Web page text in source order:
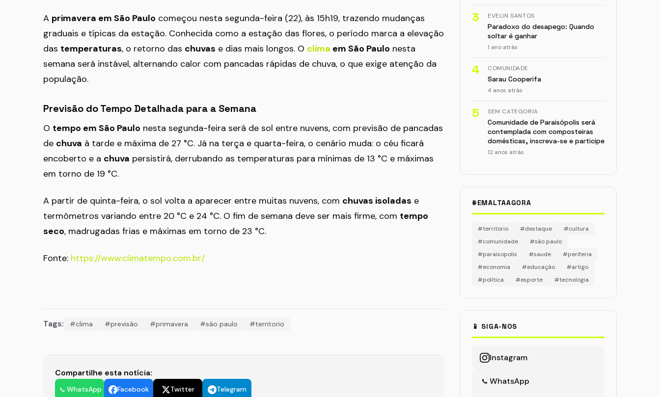
A primavera em São Paulo começou nesta segunda-feira (22), às 15h19, trazendo mudanças
graduais e típicas da estação. Conhecida como a estação das flores, o período marca a elevação
das temperaturas, o retorno das chuvas e dias mais longos. O clima em São Paulo nesta
semana será instável, alternando calor com pancadas rápidas de chuva, o que exige atenção da
população.
Previsão do Tempo Detalhada para a Semana
O tempo em São Paulo nesta segunda-feira será de sol entre nuvens, com previsão de pancadas
de chuva à tarde e máxima de 27 °C. Já na terça e quarta-feira, o cenário muda: o céu ficará
encoberto e a chuva persistirá, derrubando as temperaturas para mínimas de 13 °C e máximas
em torno de 19 °C.
A partir de quinta-feira, o sol volta a aparecer entre muitas nuvens, com chuvas isoladas e
termômetros variando entre 20 °C e 24 °C. O fim de semana deve ser mais firme, com tempo
seco, madrugadas frias e máximas em torno de 23 °C.
Fonte: https://www.climatempo.com.br/
Tags: #clima #previsão #primavera #são paulo #territorio
Compartilhe esta notícia:
WhatsApp Facebook Twitter Telegram
3 EVELIN SANTOS
Paradoxo do desapego: Quando
soltar é ganhar
1 ano atrás
4 COMUNIDADE
Sarau Cooperifa
4 anos atrás
5 SEM CATEGORIA
Comunidade de Paraisópolis será
contemplada com composteiras
domésticas, inscreva-se e participe
12 anos atrás
#EMALTAAGORA
#territorio #destaque
#cultura
#comunidade
#são paulo
#paraisopolis
#saude
#periferia
#economia
#educação
#artigo
#política
#esporte #tecnologia
📱 SIGA-NOS
Instagram
WhatsApp